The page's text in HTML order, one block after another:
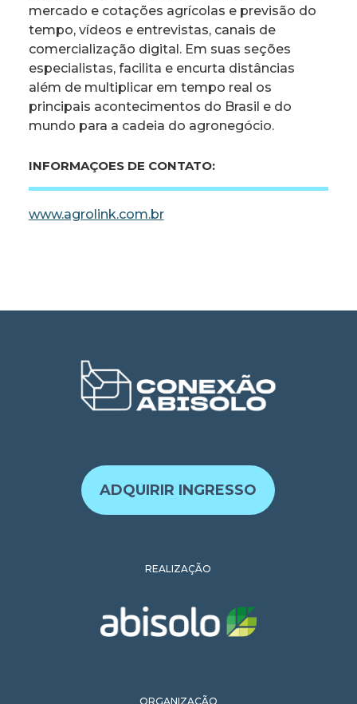
mercado e cotações agrícolas e previsão do
tempo, vídeos e entrevistas, canais de
comercialização digital. Em suas seções
especialistas, facilita e encurta distâncias
além de multiplicar em tempo real os
principais acontecimentos do Brasil e do
mundo para a cadeia do agronegócio.
INFORMAÇOES DE CONTATO:
www.agrolink.com.br
ADQUIRIR INGRESSO
REALIZAÇÃO
ORGANIZAÇÃO